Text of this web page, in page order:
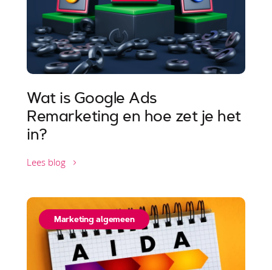
Wat is Google Ads
Remarketing en hoe zet je het
in?
Lees blog
Marketing algemeen